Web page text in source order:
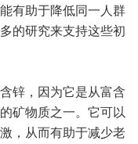
有助于降低同一人群
的研究来支持这些初
锌，因为它是从富含
矿物质之一。它可以
，从而有助于减少老